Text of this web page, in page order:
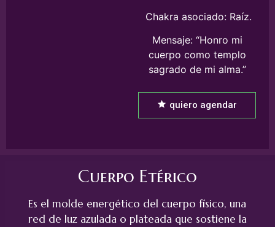
Chakra asociado: Raíz.
Mensaje: “Honro mi
cuerpo como templo
sagrado de mi alma.”
quiero agendar
Cuerpo Etérico
Es el molde energético del cuerpo físico, una
red de luz azulada o plateada que sostiene la